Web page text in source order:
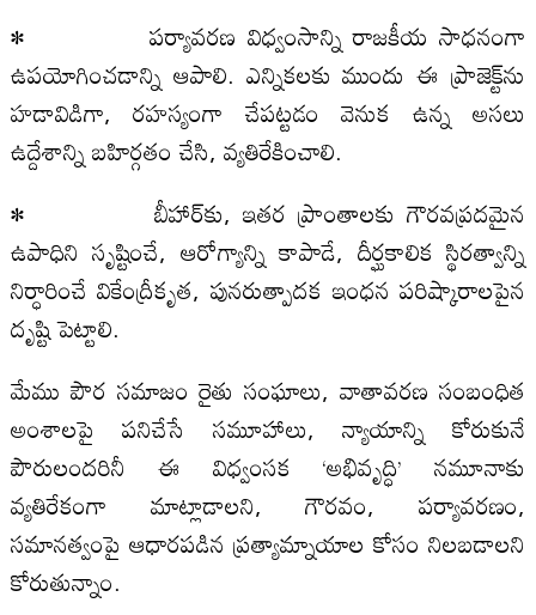
• పర్యావరణ విధ్వంసాన్ని రాజకీయ సాధనంగా
ఉపయోగించడాన్ని ఆపాలి. ఎన్నికలకు ముందు ఈ ప్రాజెక్ట్‌‌ను
హడావిడిగా, రహస్యంగా చేపట్టడం వెనుక ఉన్న అసలు
ఉద్దేశాన్ని బహిర్గతం చేసి, వ్యతిరేకించాలి.
• బీహార్‌కు, ఇతర ప్రాంతాలకు గౌరవప్రదమైన
ఉపాధిని సృష్టించే, ఆరోగ్యాన్ని కాపాడే, దీర్ఘకాలిక స్థిరత్వాన్ని
నిర్ధారించే వికేంద్రీకృత, పునరుత్పాదక ఇంధన పరిష్కారాలపైన
దృష్టి పెట్టాలి.
మేము పౌర సమాజం రైతు సంఘాలు, వాతావరణ సంబంధిత
అంశాలపై పనిచేసే సమూహాలు, న్యాయాన్ని కోరుకునే
పౌరులందరినీ ఈ విధ్వంసక ‘అభివృద్ధి’ నమూనాకు
వ్యతిరేకంగా మాట్లాడాలని, గౌరవం, పర్యావరణం,
సమానత్వంపై ఆధారపడిన ప్రత్యామ్నాయాల కోసం నిలబడాలని
కోరుతున్నాం.